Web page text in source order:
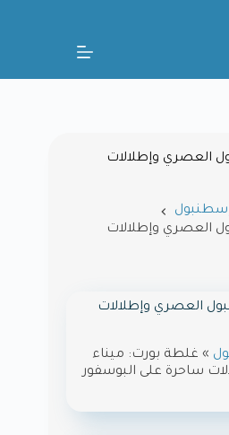
العصري وإطلالات
العصري وإطلالات
العصري وإطلالات
» غلطة بورت: ميناء
ساحرة على البوسفور